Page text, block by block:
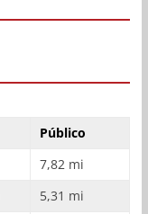
Público
7,82 mi
5,31 mi